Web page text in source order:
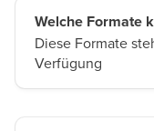
Welche Formate
Diese Formate
Verfügung